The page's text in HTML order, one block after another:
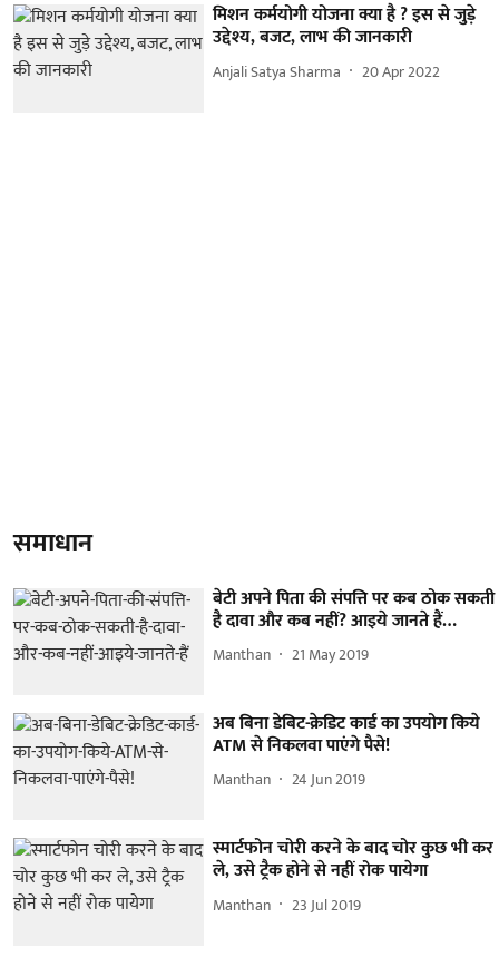
मिशन कर्मयोगी योजना क्या है ? इस से जुड़े
उद्देश्य, बजट, लाभ की जानकारी
Anjali Satya Sharma 20 Apr 2022
समाधान
बेटी अपने पिता की संपत्ति पर कब ठोक सकती
है दावा और कब नहीं? आइये जानते हैं…
Manthan 21 May 2019
अब बिना डेबिट-क्रेडिट कार्ड का उपयोग किये
ATM से निकलवा पाएंगे पैसे!
Manthan 24 Jun 2019
स्मार्टफोन चोरी करने के बाद चोर कुछ भी कर
ले, उसे ट्रैक होने से नहीं रोक पायेगा
Manthan 23 Jul 2019